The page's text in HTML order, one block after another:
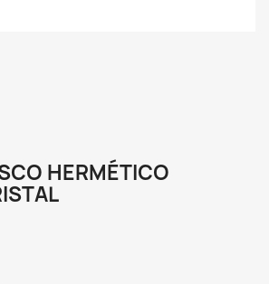
HERMÉTICO